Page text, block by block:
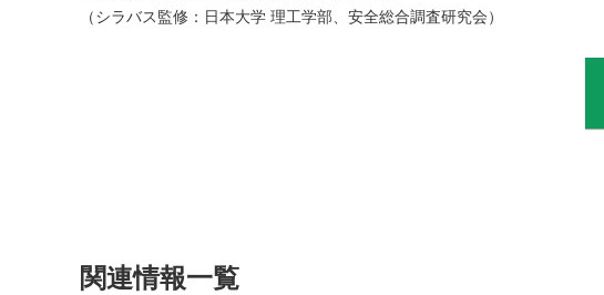
（シラバス監修：日本大学 理工学部、安全総合調査研究会）
関連情報一覧